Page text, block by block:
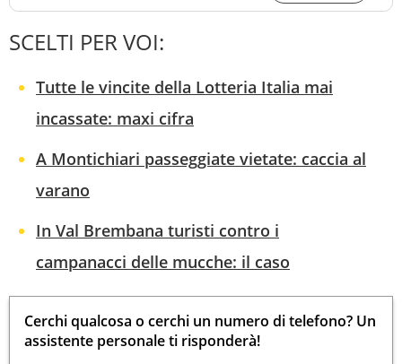
SCELTI PER VOI:
Tutte le vincite della Lotteria Italia mai
incassate: maxi cifra
A Montichiari passeggiate vietate: caccia al
varano
In Val Brembana turisti contro i
campanacci delle mucche: il caso
Cerchi qualcosa o cerchi un numero di telefono? Un
assistente personale ti risponderà!